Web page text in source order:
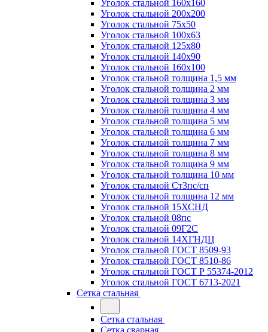
Уголок стальной 160х160
Уголок стальной 200х200
Уголок стальной 75х50
Уголок стальной 100х63
Уголок стальной 125х80
Уголок стальной 140х90
Уголок стальной 160х100
Уголок стальной толщина 1,5 мм
Уголок стальной толщина 2 мм
Уголок стальной толщина 3 мм
Уголок стальной толщина 4 мм
Уголок стальной толщина 5 мм
Уголок стальной толщина 6 мм
Уголок стальной толщина 7 мм
Уголок стальной толщина 8 мм
Уголок стальной толщина 9 мм
Уголок стальной толщина 10 мм
Уголок стальной Ст3пс/сп
Уголок стальной толщина 12 мм
Уголок стальной 15ХСНД
Уголок стальной 08пс
Уголок стальной 09Г2С
Уголок стальной 14ХГНДЦ
Уголок стальной ГОСТ 8509-93
Уголок стальной ГОСТ 8510-86
Уголок стальной ГОСТ Р 55374-2012
Уголок стальной ГОСТ 6713-2021
Сетка стальная
Сетка стальная
Сетка сварная